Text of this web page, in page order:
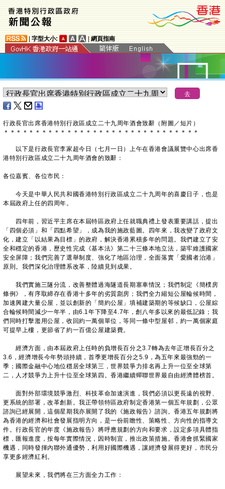
字型大小: 網頁指南
行政長官出席香港特別行政區成立二十九周年酒會致辭（附圖／短片）
＊ ＊ ＊ ＊ ＊ ＊ ＊ ＊ ＊ ＊ ＊ ＊ ＊ ＊ ＊ ＊ ＊ ＊ ＊ ＊ ＊ ＊ ＊ ＊ ＊ ＊ ＊ ＊ ＊ ＊ ＊
以下是行政長官李家超今日（七月一日）上午在香港會議展覽中心出席香
港特別行政區成立二十九周年酒會的致辭：
各位嘉賓、各位市民：
今天是中華人民共和國香港特別行政區成立二十九周年的喜慶日子，也是
本屆政府上任的四周年。
四年前，習近平主席在本屆特區政府上任就職典禮上發表重要講話，提出
「四個必須」和「四點希望」，成為我的施政藍圖。四年來，我改變了政府文
化，建立「以結果為目標」的政府，解決香港累積多年的問題。我們建立了安
全和穩定的香港，歷史性完成《基本法》第二十三條本地立法，築牢維護國家
安全屏障；我們完善了選舉制度、強化了地區治理，全面落實「愛國者治港」
原則。我們深化治理體系改革，陸續見到成果。
我們實施三隧分流，改善整體過海隧道長期塞車情況；我們制定《簡樸房
條例》，有序取締存在香港十多年的劣質劏房；我們全力縮短公屋輪候時間，
加速興建大量公屋，並以創新的「簡約公屋」填補建築期的等候缺口，公屋綜
合輪候時間減少一年半，由6.1年下降至4.7年，創八年多以來的最低記錄；我
們同時打擊濫用公屋，收回約一萬個單位，等同一條中型屋邨，約一萬個家庭
可提早上樓，更節省了約一百億公屋建築費。
經濟方面，由本屆政府上任時的負增長百分之3.7轉為去年正增長百分之
3.6，經濟增長今年勢頭持續，首季更增長百分之5.9，為五年來最強勁的一
季；國際金融中心地位穩居全球第三，世界競爭力排名再上升一位至全球第
二，人才競爭力上升十位至全球第四。香港繼續蟬聯世界最自由經濟體榜首。
面對外部環境競爭激烈、科技革命加速演進，我們必須以更長遠的視野、
更系統的部署，改革創新。我正帶領特區政府制定香港第一個五年規劃，公眾
諮詢已經展開，這個星期我亦展開了我的《施政報告》諮詢。香港五年規劃將
為香港的經濟和社會發展指明方向，是一份前瞻性、策略性、方向性的指導文
件。行政長官的年度《施政報告》將呼應規劃的方向和要求，設定多項具體指
標，匯報進度，按每年實際情況，因時制宜，推出政策措施。香港會抓緊國家
機遇，同時發揮內聯外通優勢，利用好國際機遇，讓經濟發展得更好，市民分
享更多經濟紅利。
展望未來，我們將在三方面全力工作：